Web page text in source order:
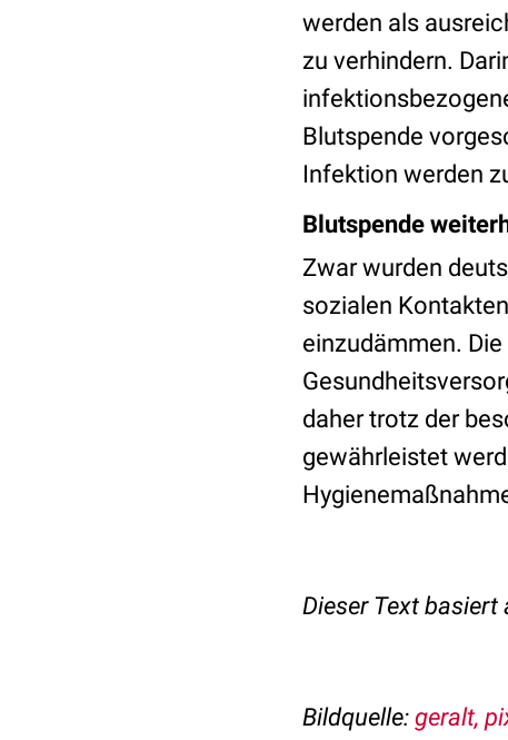
werden als
zu verhindern.
Blutspende
Infektion werden
Blutspende
Zwar wurden
sozialen
einzudämmen.
daher trotz der
gewährleistet
Dieser Text basiert
Bildquelle: geralt,